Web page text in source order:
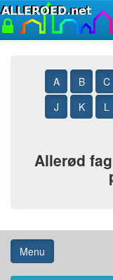
A B C
J
K L
Allerød
Menu